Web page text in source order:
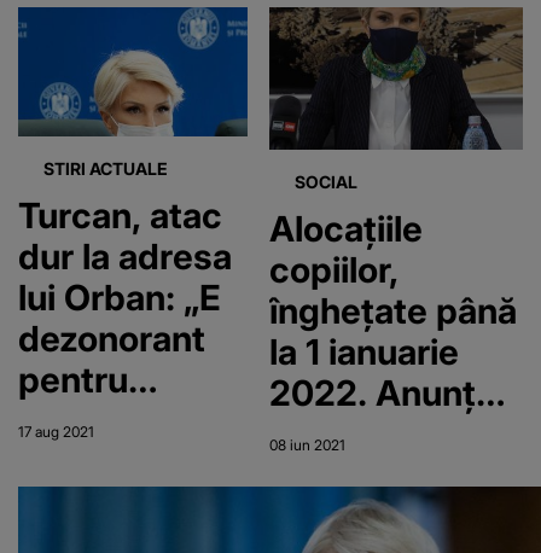
pentru cozile
de la
ambulatoriu
STIRI ACTUALE
Turcan, atac
dur la adresa
lui Orban: „E
dezonorant
pentru
preşedintele
17 aug 2021
SOCIAL
Alocațiile
copiilor,
înghețate până
la 1 ianuarie
2022. Anunțul
făcut de
ministrul
Muncii
08 iun 2021